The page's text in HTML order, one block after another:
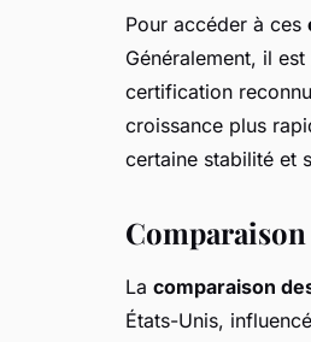
Pour accéder à ces
Généralement, il
certification
croissance plus
certaine stabilité et
Comparaison
La comparaison
États-Unis,